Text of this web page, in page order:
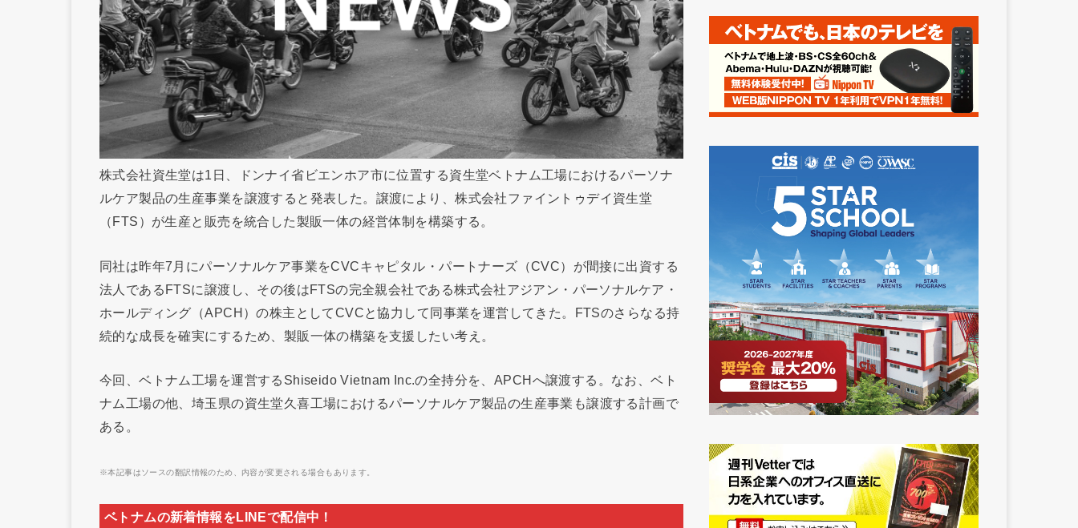
株式会社資生堂は1日、ドンナイ省ビエンホア市に位置する資生堂ベトナム工場におけるパーソナ
ルケア製品の生産事業を譲渡すると発表した。譲渡により、株式会社ファイントゥデイ資生堂
（FTS）が生産と販売を統合した製販一体の経営体制を構築する。
同社は昨年7月にパーソナルケア事業をCVCキャピタル・パートナーズ（CVC）が間接に出資する
法人であるFTSに譲渡し、その後はFTSの完全親会社である株式会社アジアン・パーソナルケア・
ホールディング（APCH）の株主としてCVCと協力して同事業を運営してきた。FTSのさらなる持
続的な成長を確実にするため、製販一体の構築を支援したい考え。
今回、ベトナム工場を運営するShiseido Vietnam Inc.の全持分を、APCHへ譲渡する。なお、ベト
ナム工場の他、埼玉県の資生堂久喜工場におけるパーソナルケア製品の生産事業も譲渡する計画で
ある。
※本記事はソースの翻訳情報のため、内容が変更される場合もあります。